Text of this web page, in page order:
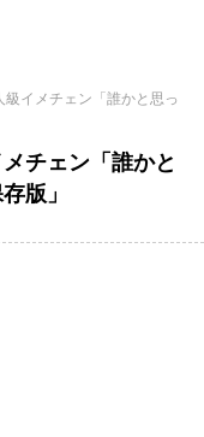
級イメチェン「誰かと思っ
チェン「誰かと
版」